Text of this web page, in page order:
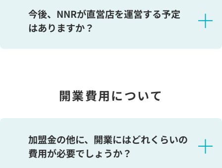
することができる
※連盟によりサポート内容やアフターフォローは異な
ックいたしますので、どのような作り方でも一人で不
安になることはなく、安心して制作に入ることができ
様の選定からコンテンツ制作までバックアップ体制が
整っている連盟は、NNRだけかと思います。
障はありません。NNRのお相手紹介システムの操作は
分かりやすく、特別なパソコンスキルの必要はありま
せん。外出先からスマートフォンで仕事をすることも
今後、NNRが直営店を運営する予定
はありますか？
・NNR加盟店様とお客様を取り合うことになるため
・加盟店よりも、直営店が優遇されるようになってし
・直営店の収益を優先することで、連盟の公平性が損
なわれる可能性があるため
開業費用について
加盟金の他に、開業にはどれくらいの
費用が必要でしょうか？